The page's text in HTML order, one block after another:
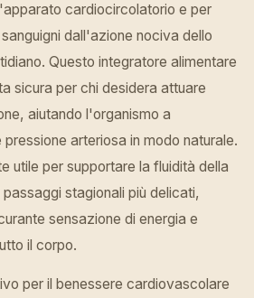
cardiocircolatorio e per
dall'azione nociva dello
Questo integratore alimentare
sicura per chi desidera attuare
aiutando l'organismo a
arteriosa in modo naturale.
utile per supportare la fluidità della
stagionali più delicati,
sensazione di energia e
il corpo.
per il benessere cardiovascolare